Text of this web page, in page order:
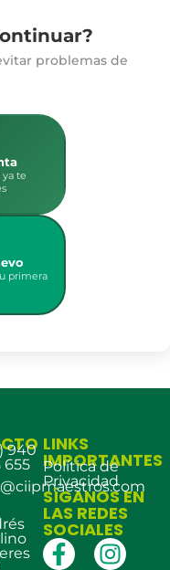
problemas de
te
primera
940
655
LINKS
IMPORTANTES
Política de
Privacidad
SÍGANOS EN
LAS REDES
SOCIALES